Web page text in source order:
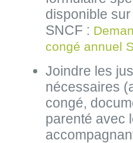
disponible
SNCF :
congé annuel
Joindre les
nécessaires
congé,
parenté avec